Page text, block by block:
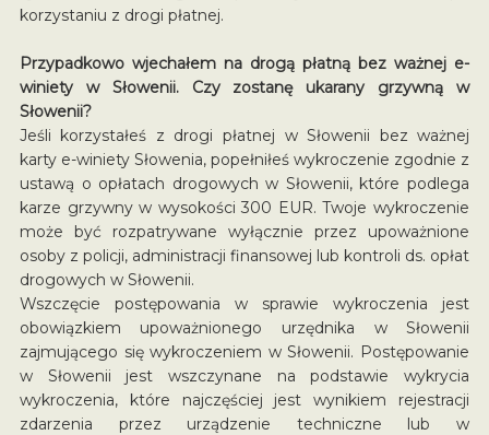
korzystaniu z drogi płatnej.
Przypadkowo wjechałem na drogą płatną bez ważnej e-
winiety w Słowenii. Czy zostanę ukarany grzywną w
Słowenii?
Jeśli korzystałeś z drogi płatnej w Słowenii bez ważnej
karty e-winiety Słowenia, popełniłeś wykroczenie zgodnie z
ustawą o opłatach drogowych w Słowenii, które podlega
karze grzywny w wysokości 300 EUR. Twoje wykroczenie
może być rozpatrywane wyłącznie przez upoważnione
osoby z policji, administracji finansowej lub kontroli ds. opłat
drogowych w Słowenii.
Wszczęcie postępowania w sprawie wykroczenia jest
obowiązkiem upoważnionego urzędnika w Słowenii
zajmującego się wykroczeniem w Słowenii. Postępowanie
w Słowenii jest wszczynane na podstawie wykrycia
wykroczenia, które najczęściej jest wynikiem rejestracji
zdarzenia przez urządzenie techniczne lub w